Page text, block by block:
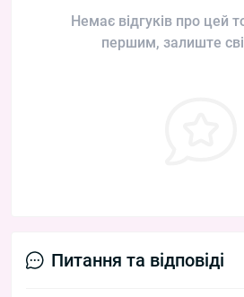
Немає відгуків про цей
першим, залиште
Питання та відповіді